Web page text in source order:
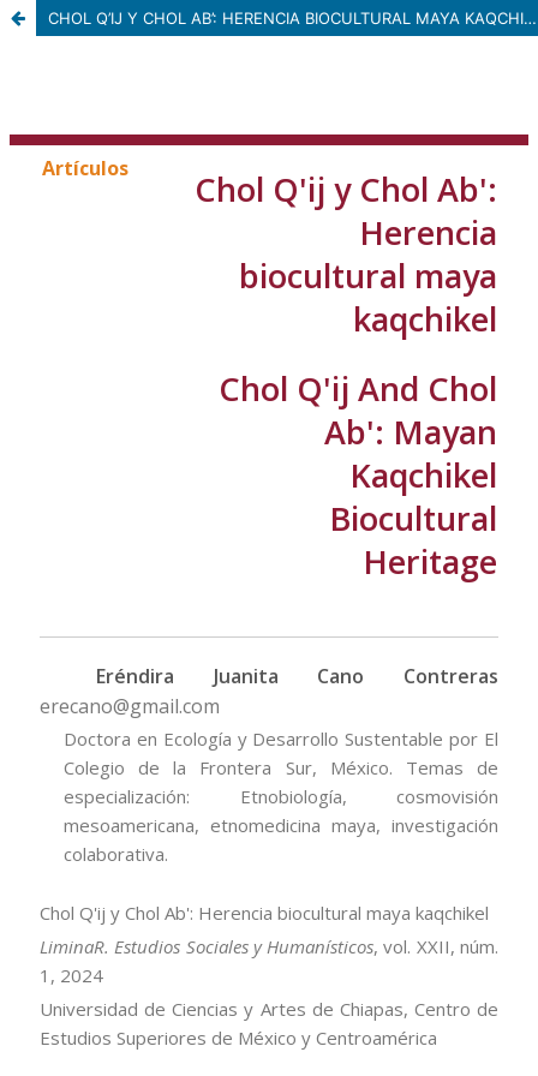
CHOL Q’IJ Y CHOL AB’: HERENCIA BIOCULTURAL MAYA KAQCHIKEL